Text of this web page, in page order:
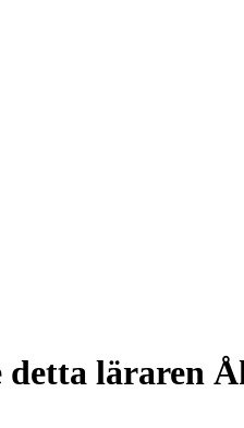
läraren